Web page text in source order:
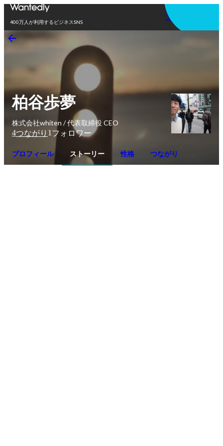
400万人が利用するビジネスSNS
アプリを使う
柏谷歩夢
株式会社whiten / 代表取締役 CEO
4つながり 1 フォロワー
プロフィール ストーリー 性格 つながり